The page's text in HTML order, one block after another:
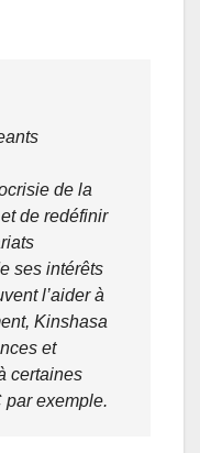
de la
de redéfinir
ses intérêts
l’aider à
Kinshasa
et
certaines
par exemple.